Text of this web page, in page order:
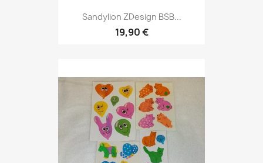
Sandylion ZDesign BSB...
19,90 €